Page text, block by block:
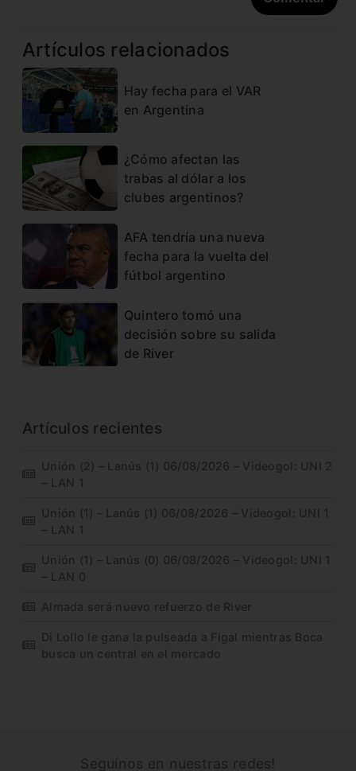
Artículos relacionados
Hay fecha para el VAR
en Argentina
¿Cómo afectan las
trabas al dólar a los
clubes argentinos?
AFA tendría una nueva
fecha para la vuelta del
fútbol argentino
Quintero tomó una
decisión sobre su salida
de River
Artículos recientes
Unión (2) – Lanús (1) 06/08/2026 – Videogol: UNI 2
– LAN 1
Unión (1) – Lanús (1) 06/08/2026 – Videogol: UNI 1
– LAN 1
Unión (1) – Lanús (0) 06/08/2026 – Videogol: UNI 1
– LAN 0
Almada será nuevo refuerzo de River
Di Lollo le gana la pulseada a Figal mientras Boca
busca un central en el mercado